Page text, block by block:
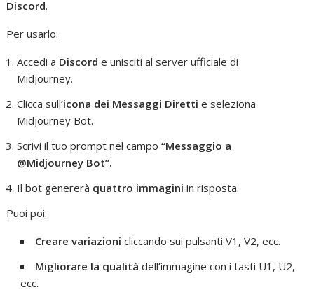
Discord.
Per usarlo:
Accedi a Discord e unisciti al server ufficiale di
Midjourney.
Clicca sull’icona dei Messaggi Diretti e seleziona
Midjourney Bot.
Scrivi il tuo prompt nel campo“Messaggio a
@Midjourney Bot”.
Il bot genererà quattro immagini in risposta.
Puoi poi:
Creare variazioni cliccando sui pulsanti V1, V2, ecc.
Migliorare la qualità dell’immagine con i tasti U1, U2,
ecc.